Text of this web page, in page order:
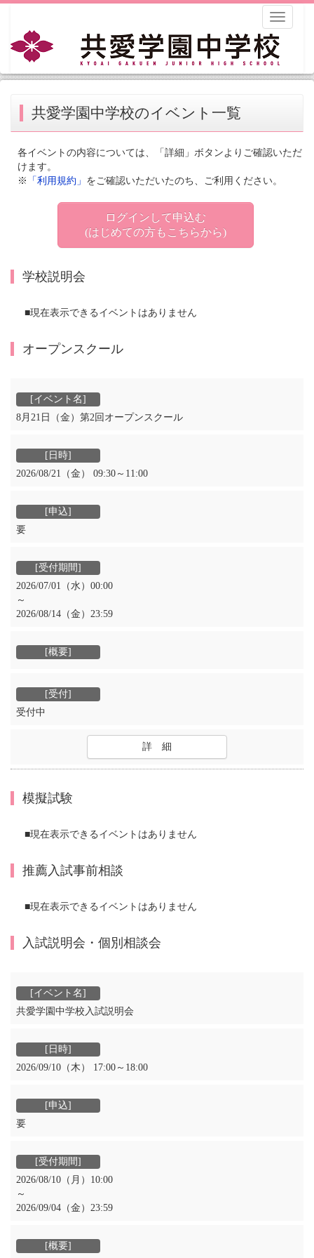
Toggle
共愛学園中学校のイベント一覧
各イベントの内容については、「詳細」ボタンよりご確認いただ
けます。
※
「利用規約」 をご確認いただいたのち、ご利用ください。
ログインして申込む
(はじめての方もこちらから)
学校説明会
■現在表示できるイベントはありません
オープンスクール
8月21日（金）第2回オープンスクール
2026/08/21（金） 09:30～11:00
要
2026/07/01（水）00:00
～
2026/08/14（金）23:59
受付中
詳 細
模擬試験
■現在表示できるイベントはありません
推薦入試事前相談
■現在表示できるイベントはありません
入試説明会・個別相談会
共愛学園中学校入試説明会
2026/09/10（木） 17:00～18:00
要
2026/08/10（月）10:00
～
2026/09/04（金）23:59